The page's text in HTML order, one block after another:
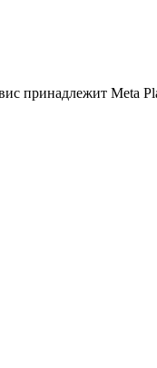
принадлежит Meta